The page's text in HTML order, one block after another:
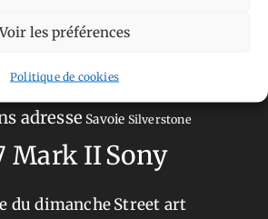
Voir les préférences
Politique de cookies
OM-D E-M5
Pays-BasPays Basque
adresse Savoie Silverstone
Mark IISony
du dimancheStreet art